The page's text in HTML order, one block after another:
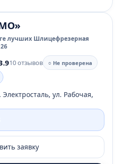
лучших Шлицефрезерная
10 отзывов
○ Не проверена
Электросталь, ул. Рабочая,
заявку